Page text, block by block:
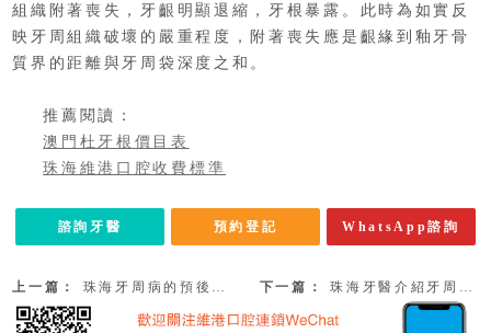
組織附著喪失，牙齦明顯退縮，牙根暴露。此時為如實反
映牙周組織破壞的嚴重程度，附著喪失應是齦緣到釉牙骨
質界的距離與牙周袋深度之和。
推薦閱讀：
澳門杜牙根價目表
珠海維港口腔收費標準
諮詢牙醫 預約登記 WhatsApp諮詢
上一篇： 珠海牙周病的預後和治療計畫 下一篇： 珠海牙醫介紹牙周疾病的最初三大症狀